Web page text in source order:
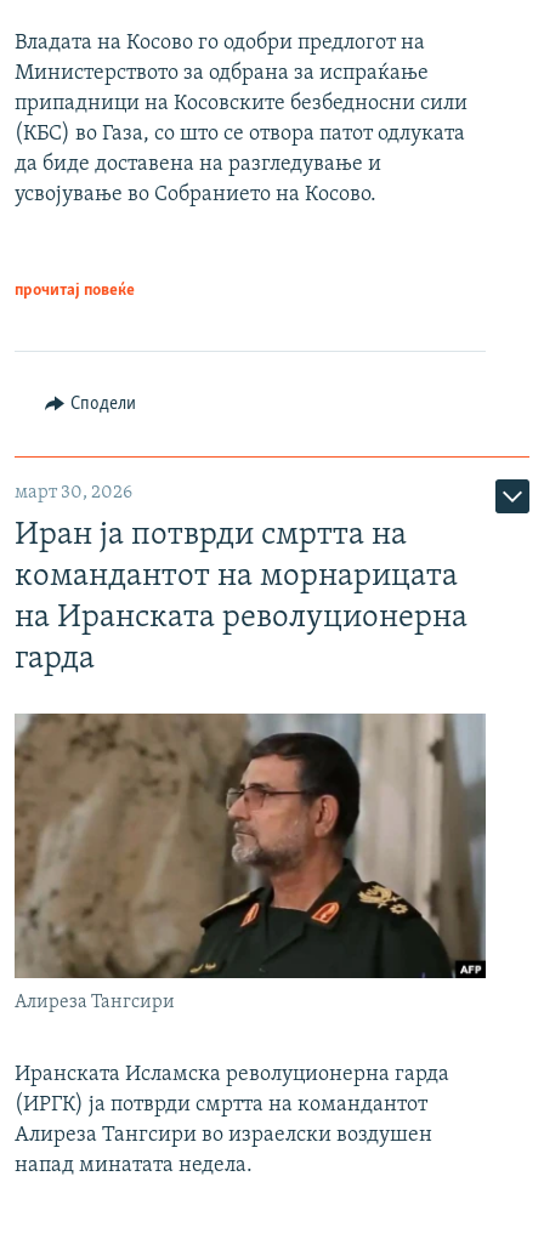
Владата на Косово го одобри предлогот на
Министерството за одбрана за испраќање
припадници на Косовските безбедносни сили
(КБС) во Газа, со што се отвора патот одлуката
да биде доставена на разгледување и
усвојување во Собранието на Косово.
прочитај повеќе
Сподели
март 30, 2026
Иран ја потврди смртта на
командантот на морнарицата
на Иранската револуционерна
гарда
Алиреза Тангсири
Иранската Исламска револуционерна гарда
(ИРГК) ја потврди смртта на командантот
Алиреза Тангсири во израелски воздушен
напад минатата недела.